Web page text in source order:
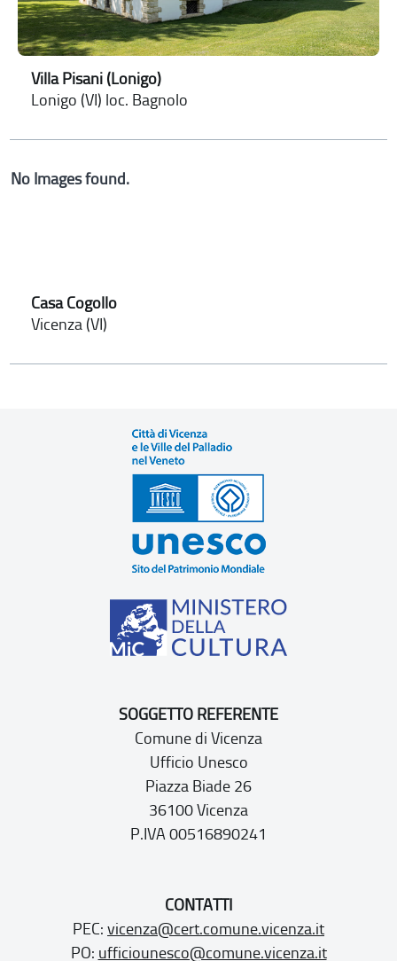
Villa Pisani (Lonigo)
Lonigo (VI) loc. Bagnolo
No Images found.
Casa Cogollo
Vicenza (VI)
SOGGETTO REFERENTE
Comune di Vicenza
Ufficio Unesco
Piazza Biade 26
36100 Vicenza
P.IVA 00516890241
CONTATTI
PEC: vicenza@cert.comune.vicenza.it
PO: ufficiounesco@comune.vicenza.it